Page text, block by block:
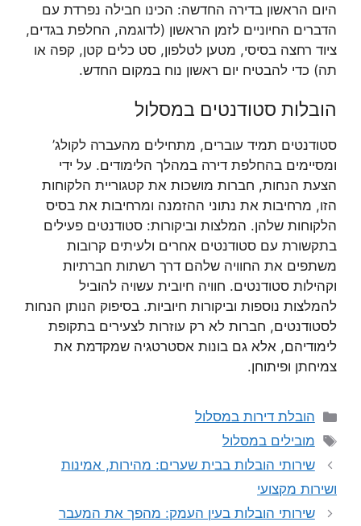
היום הראשון בדירה החדשה: הכינו חבילה נפרדת עם
הדברים החיוניים לזמן הראשון (לדוגמה, החלפת בגדים,
ציוד רחצה בסיסי, מטען לטלפון, סט כלים קטן, קפה או
תה) כדי להבטיח יום ראשון נוח במקום החדש.
הובלות סטודנטים במסלול
סטודנטים תמיד עוברים, מתחילים מהעברה לקולג’
ומסיימים בהחלפת דירה במהלך הלימודים. על ידי
הצעת הנחות, חברות מושכות את קטגוריית הלקוחות
הזו, מרחיבות את נתוני ההזמנה ומרחיבות את בסיס
הלקוחות שלהן. המלצות וביקורות: סטודנטים פעילים
בתקשורת עם סטודנטים אחרים ולעיתים קרובות
משתפים את החוויה שלהם דרך רשתות חברתיות
וקהילות סטודנטים. חוויה חיובית עשויה להוביל
להמלצות נוספות וביקורות חיוביות. בסיפוק הנותן הנחות
לסטודנטים, חברות לא רק עוזרות לצעירים בתקופת
לימודיהם, אלא גם בונות אסטרטגיה שמקדמת את
צמיחתן ופיתוחן.
קטגוריות
הובלת דירות במסלול
תגיות
מובילים במסלול
שירותי הובלות בבית שערים: מהירות, אמינות
ושירות מקצועי
שירותי הובלות בעין העמק: מהפך את המעבר